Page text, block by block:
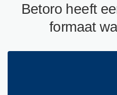
Betoro heeft
formaat